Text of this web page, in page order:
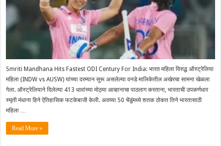
Smriti Mandhana Hits Fastest ODI Century For India: भारत महिला विरुद्ध ऑस्ट्रेलिया
महिला (INDW vs AUSW) यांच्या दरम्यान सुरू असलेल्या वनडे मालिकेतील अखेरचा सामना खेळला
गेला. ऑस्ट्रेलियाने दिलेल्या ‌413 धावांच्या मोठ्या आव्हानाचा पाठलाग करताना, भारताची उपकर्णधार
स्मृती मंधाना हिने ऐतिहासिक फटकेबाजी केली. अवघ्या 50 चेंडूंमध्ये शतक ठोकत तिने भारतासाठी
महिला …
Read More »